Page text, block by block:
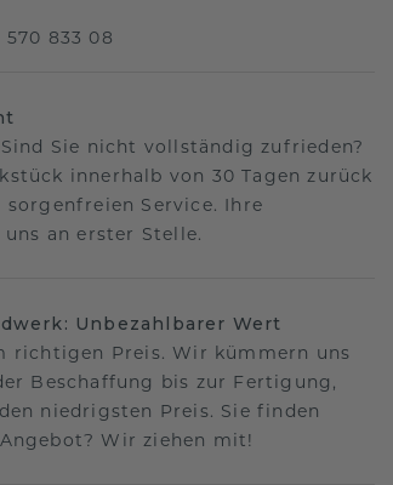
570 833 08
Sie nicht vollständig zufrieden?
innerhalb von 30 Tagen zurück
sorgenfreien Service. Ihre
an erster Stelle.
Unbezahlbarer Wert
richtigen Preis. Wir kümmern uns
Beschaffung bis zur Fertigung,
niedrigsten Preis. Sie finden
Wir ziehen mit!